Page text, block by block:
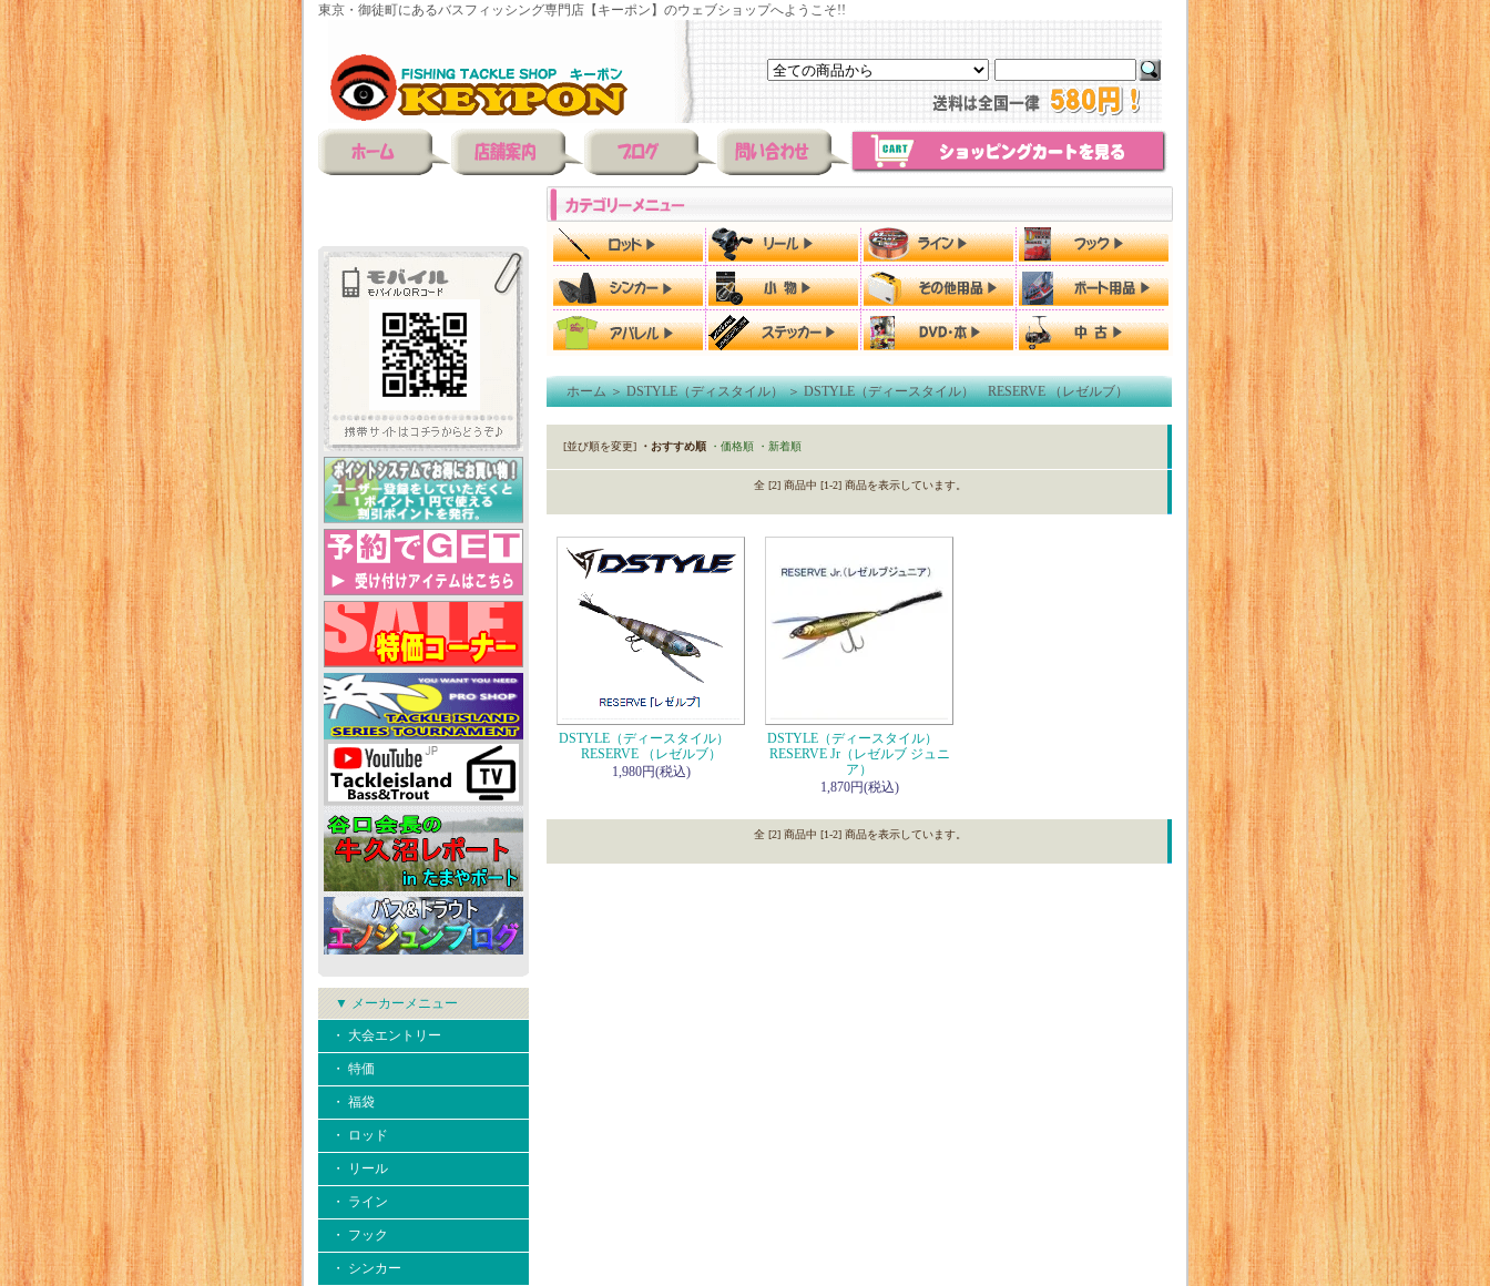
東京・御徒町にあるバスフィッシング専門店【キーポン】のウェブショップへようこそ!!
▼ メーカーメニュー
・ 大会エントリー
・ 特価
・ 福袋
・ ロッド
・ リール
・ ライン
・ フック
・ シンカー
ホーム＞DSTYLE（ディスタイル）＞DSTYLE（ディースタイル） RESERVE （レゼルブ）
[並び順を変更] ・おすすめ順 ・価格順 ・新着順
全 [2] 商品中 [1-2] 商品を表示しています。
DSTYLE（ディースタイル）
RESERVE （レゼルブ）
1,980円(税込)
DSTYLE（ディースタイル）
RESERVE Jr（レゼルブ ジュニ
ア）
1,870円(税込)
全 [2] 商品中 [1-2] 商品を表示しています。